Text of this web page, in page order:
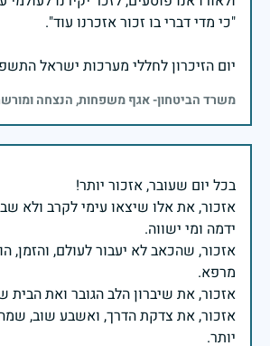
יום הזיכרון לחללי מערכות ישראל התשפ"ה -
משרד הביטחון- אגף משפחות, הנצחה
אזכור, את אלו שיצאו עימי לקרב ולא
אזכור, שהכאב לא יעבור לעולם, והזמן,
אזכור, את צדקת הדרך, ואשבע שוב,